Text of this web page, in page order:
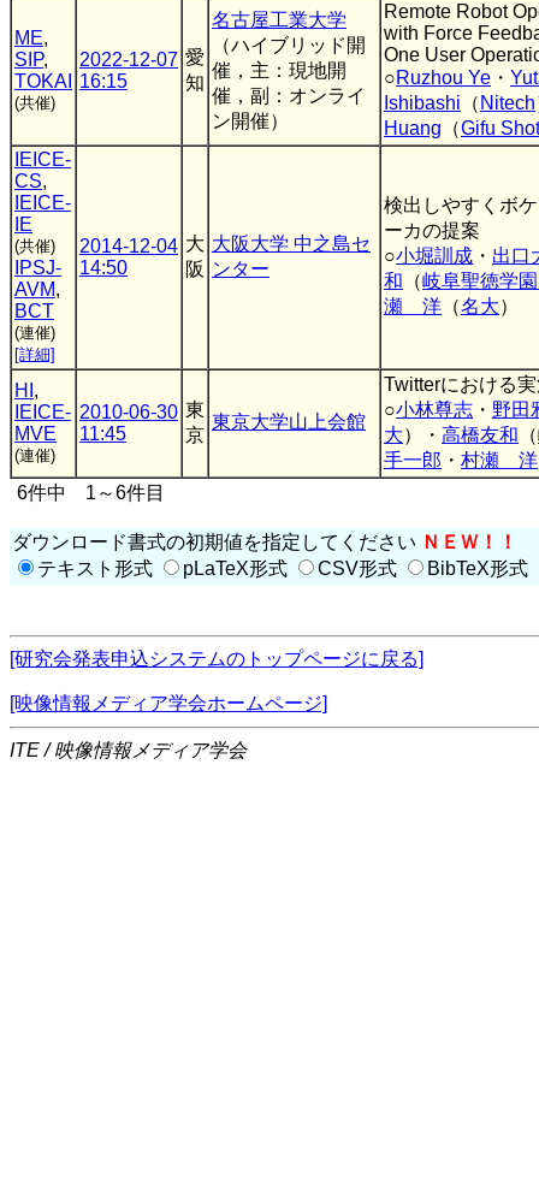
ME,
SIP,
TOKAI
(共催)
2022-12-07
16:15
愛
知
名古屋工業大学
（ハイブリッド開
催，主：現地開
催，副：オンライ
ン開催）
Remote Robot
with Force
One User
○Ruzhou Ye ・
Ishibashi （ Nitech
Huang （Gifu
IEICE-
CS,
IEICE-
IE
(共催)
IPSJ-
AVM,
BCT
(連催)
[詳細]
2014-12-04
14:50
大
阪
大阪大学 中之島セ
ンター
検出しやすくボ
ーカの提案
○小堀訓成 ・ 出口
和 （岐阜聖徳学
瀬 洋 （名大）
HI ,
IEICE-
MVE
(連催)
2010-06-30
11:45
東
京
東京大学山上会館
Twitterにおける
○小林尊志 ・ 野田
大）・ 高橋友和 （
手一郎 ・ 村瀬 洋
6件中 1～6件目
ダウンロード書式の初期値を指定してください ＮＥＷ！！
テキスト形式
pLaTeX形式 CSV形式 BibTeX形式
[研究会発表申込システムのトップページに戻る]
[映像情報メディア学会ホームページ]
ITE / 映像情報メディア学会